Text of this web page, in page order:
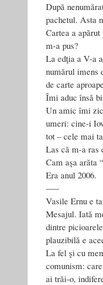
După
pachetul. Asta
Cartea a
m-a pus?
La edţia a V-a
numărul imens
de carte
Îmi aduc însă
Un amic îmi
umeri: cine-i
tot – cele mai
Las că m-a ras
Cam aşa arăta
Era anul 2006.
—–
Vasile Ernu e
Mesajul. Iată
dintre
plauzibilă e
La fel şi cu
comunism:
ai trăi‑o,